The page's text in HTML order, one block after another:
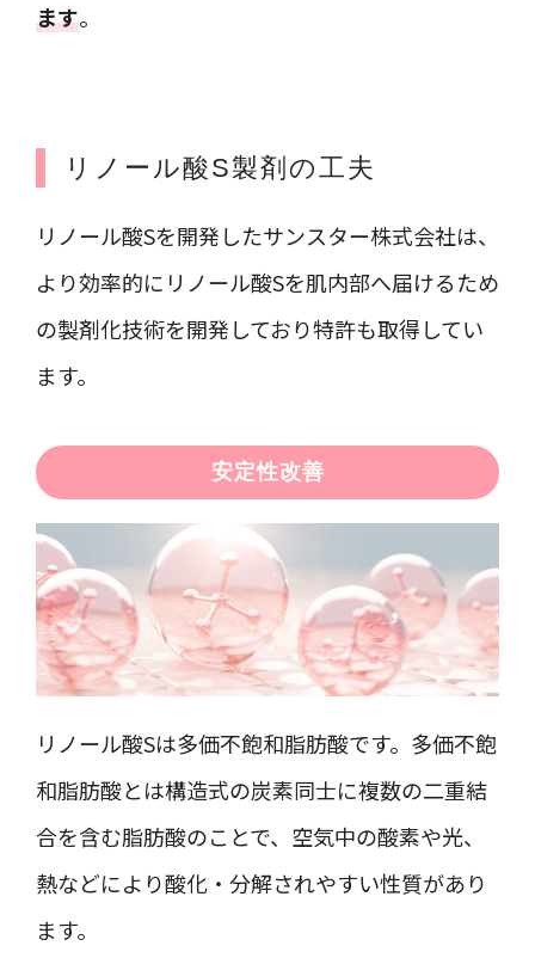
ます。
リノール酸S製剤の工夫
リノール酸Sを開発したサンスター株式会社は、
より効率的にリノール酸Sを肌内部へ届けるため
の製剤化技術を開発しており特許も取得してい
ます。
安定性改善
リノール酸Sは多価不飽和脂肪酸です。多価不飽
和脂肪酸とは構造式の炭素同士に複数の二重結
合を含む脂肪酸のことで、空気中の酸素や光、
熱などにより酸化・分解されやすい性質があり
ます。